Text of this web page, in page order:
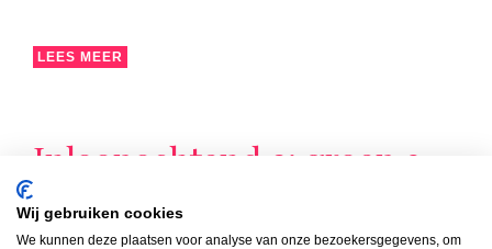
LEES MEER
Inloopochtend 2: groep 3
t/m 8
Van 08:30 uur tot 09:15 uur zijn de ouders/verzorgers
Wij gebruiken cookies
We kunnen deze plaatsen voor analyse van onze bezoekersgegevens, om